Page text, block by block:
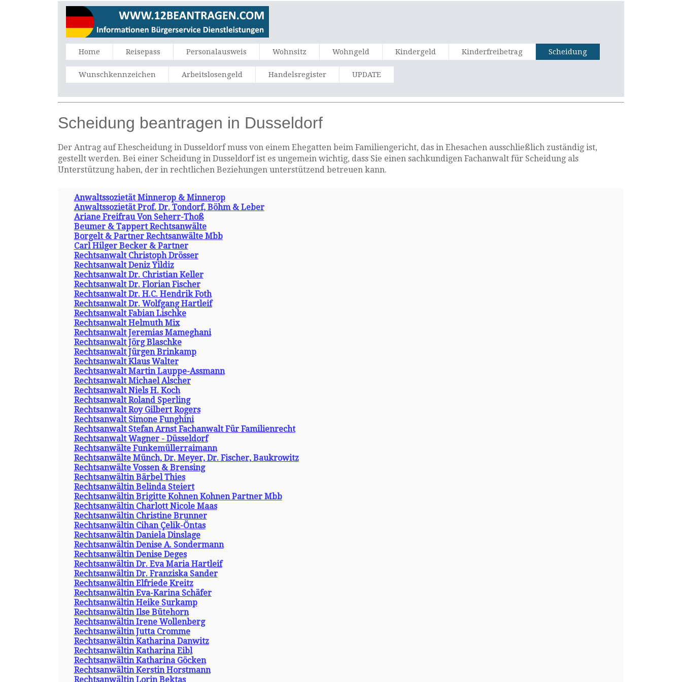
Home Reisepass Personalausweis Wohnsitz Wohngeld Kindergeld Kinderfreibetrag Scheidung
Wunschkennzeichen Arbeitslosengeld Handelsregister UPDATE
Scheidung beantragen in Dusseldorf
Der Antrag auf Ehescheidung in Dusseldorf muss von einem Ehegatten beim Familiengericht, das in Ehesachen ausschließlich zuständig ist,
gestellt werden. Bei einer Scheidung in Dusseldorf ist es ungemein wichtig, dass Sie einen sachkundigen Fachanwalt für Scheidung als
Unterstützung haben, der in rechtlichen Beziehungen unterstützend betreuen kann.
Anwaltssozietät Minnerop & Minnerop
Anwaltssozietät Prof. Dr. Tondorf, Böhm & Leber
Ariane Freifrau Von Seherr-Thoß
Beumer & Tappert Rechtsanwälte
Borgelt & Partner Rechtsanwälte Mbb
Carl Hilger Becker & Partner
Rechtsanwalt Christoph Drösser
Rechtsanwalt Deniz Yildiz
Rechtsanwalt Dr. Christian Keller
Rechtsanwalt Dr. Florian Fischer
Rechtsanwalt Dr. H.C. Hendrik Foth
Rechtsanwalt Dr. Wolfgang Hartleif
Rechtsanwalt Fabian Lischke
Rechtsanwalt Helmuth Mix
Rechtsanwalt Jeremias Mameghani
Rechtsanwalt Jörg Blaschke
Rechtsanwalt Jürgen Brinkamp
Rechtsanwalt Klaus Walter
Rechtsanwalt Martin Lauppe-Assmann
Rechtsanwalt Michael Alscher
Rechtsanwalt Niels H. Koch
Rechtsanwalt Roland Sperling
Rechtsanwalt Roy Gilbert Rogers
Rechtsanwalt Simone Funghini
Rechtsanwalt Stefan Arnst Fachanwalt Für Familienrecht
Rechtsanwalt Wagner - Düsseldorf
Rechtsanwälte Funkemüllerraimann
Rechtsanwälte Münch, Dr. Meyer, Dr. Fischer, Baukrowitz
Rechtsanwälte Vossen & Brensing
Rechtsanwältin Bärbel Thies
Rechtsanwältin Belinda Steiert
Rechtsanwältin Brigitte Kohnen Kohnen Partner Mbb
Rechtsanwältin Charlott Nicole Maas
Rechtsanwältin Christine Brunner
Rechtsanwältin Cihan Çelik-Öntas
Rechtsanwältin Daniela Dinslage
Rechtsanwältin Denise A. Sondermann
Rechtsanwältin Denise Deges
Rechtsanwältin Dr. Eva Maria Hartleif
Rechtsanwältin Dr. Franziska Sander
Rechtsanwältin Elfriede Kreitz
Rechtsanwältin Eva-Karina Schäfer
Rechtsanwältin Heike Surkamp
Rechtsanwältin Ilse Bütehorn
Rechtsanwältin Irene Wollenberg
Rechtsanwältin Jutta Cromme
Rechtsanwältin Katharina Danwitz
Rechtsanwältin Katharina Eibl
Rechtsanwältin Katharina Göcken
Rechtsanwältin Kerstin Horstmann
Rechtsanwältin Lorin Bektas